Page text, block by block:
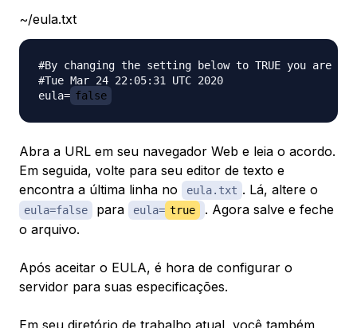
~/eula.txt
#By changing the setting below to TRUE you are
#Tue Mar 24 22:05:31 UTC 2020
eula= false
Abra a URL em seu navegador Web e leia o acordo.
Em seguida, volte para seu editor de texto e
encontra a última linha no
eula.txt . Lá, altere o
eula=false para eula= true
. Agora salve e feche
o arquivo.
Após aceitar o EULA, é hora de configurar o
servidor para suas especificações.